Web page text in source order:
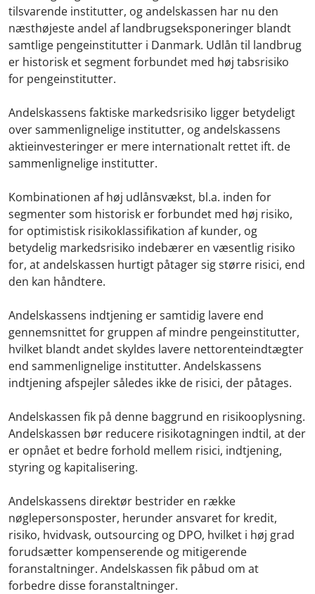
tilsvarende institutter, og andelskassen har nu den
næsthøjeste andel af landbrugseksponeringer blandt
samtlige pengeinstitutter i Danmark. Udlån til landbrug
er historisk et segment forbundet med høj tabsrisiko
for pengeinstitutter.
Andelskassens faktiske markedsrisiko ligger betydeligt
over sammenlignelige institutter, og andelskassens
aktieinvesteringer er mere internationalt rettet ift. de
sammenlignelige institutter.
Kombinationen af høj udlånsvækst, bl.a. inden for
segmenter som historisk er forbundet med høj risiko,
for optimistisk risikoklassifikation af kunder, og
betydelig markedsrisiko indebærer en væsentlig risiko
for, at andelskassen hurtigt påtager sig større risici, end
den kan håndtere.
Andelskassens indtjening er samtidig lavere end
gennemsnittet for gruppen af mindre pengeinstitutter,
hvilket blandt andet skyldes lavere nettorenteindtægter
end sammenlignelige institutter. Andelskassens
indtjening afspejler således ikke de risici, der påtages.
Andelskassen fik på denne baggrund en risikooplysning.
Andelskassen bør reducere risikotagningen indtil, at der
er opnået et bedre forhold mellem risici, indtjening,
styring og kapitalisering.
Andelskassens direktør bestrider en række
nøglepersonsposter, herunder ansvaret for kredit,
risiko, hvidvask, outsourcing og DPO, hvilket i høj grad
forudsætter kompenserende og mitigerende
foranstaltninger. Andelskassen fik påbud om at
forbedre disse foranstaltninger.